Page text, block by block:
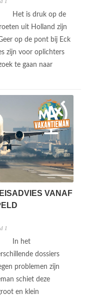
Het is druk op de
uit Holland zijn
op de pont bij Eck
zijn voor oplichters
te gaan naar
VANAF
1
In het
dossiers
problemen zijn
schiet deze
en klein